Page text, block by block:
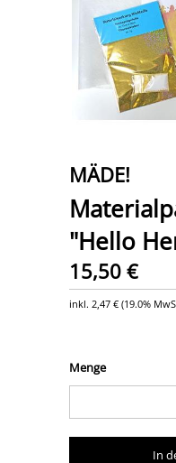
MÄDE!
"Hello
15,50 €
inkl.2,47 € (19.0%
Menge